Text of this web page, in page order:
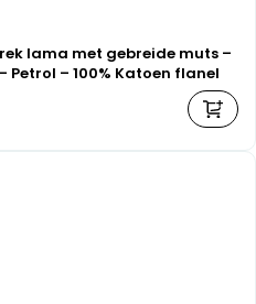
lama met gebreide muts –
Petrol – 100% Katoen flanel